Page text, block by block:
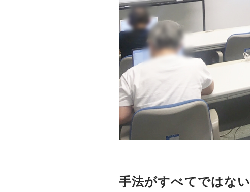
手法がすべてではない